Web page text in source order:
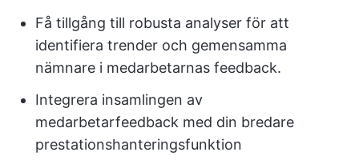
Få tillgång till robusta analyser för att
identifiera trender och gemensamma
nämnare i medarbetarnas feedback.
Integrera insamlingen av
medarbetarfeedback med din bredare
prestationshanteringsfunktion